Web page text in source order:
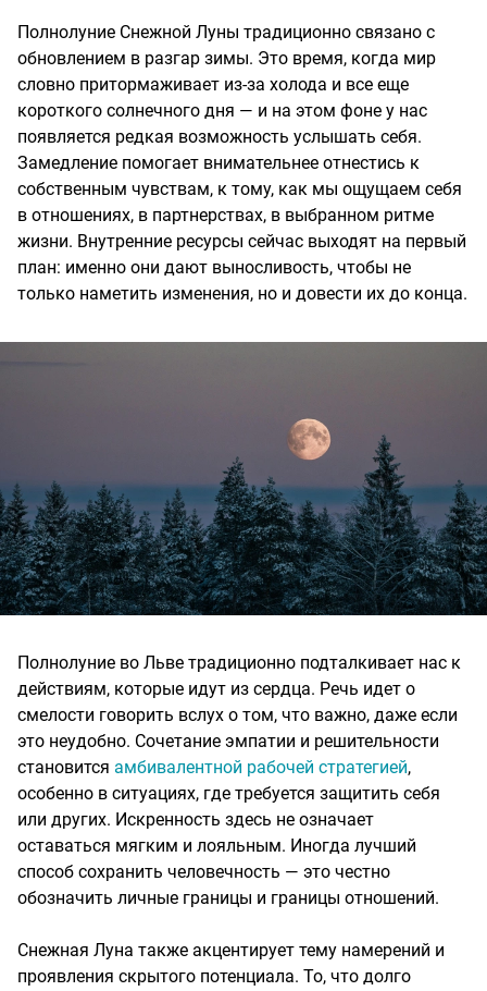
Полнолуние Снежной Луны традиционно связано с
обновлением в разгар зимы. Это время, когда мир
словно притормаживает из-за холода и все еще
короткого солнечного дня — и на этом фоне у нас
появляется редкая возможность услышать себя.
Замедление помогает внимательнее отнестись к
собственным чувствам, к тому, как мы ощущаем себя
в отношениях, в партнерствах, в выбранном ритме
жизни. Внутренние ресурсы сейчас выходят на первый
план: именно они дают выносливость, чтобы не
только наметить изменения, но и довести их до конца.
Полнолуние во Льве традиционно подталкивает нас к
действиям, которые идут из сердца. Речь идет о
смелости говорить вслух о том, что важно, даже если
это неудобно. Сочетание эмпатии и решительности
становится амбивалентной рабочей стратегией,
особенно в ситуациях, где требуется защитить себя
или других. Искренность здесь не означает
оставаться мягким и лояльным. Иногда лучший
способ сохранить человечность — это честно
обозначить личные границы и границы отношений.
Снежная Луна также акцентирует тему намерений и
проявления скрытого потенциала. То, что долго